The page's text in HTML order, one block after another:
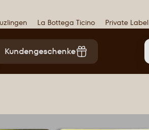
La Bottega Ticino Private Label
Kundengeschenke